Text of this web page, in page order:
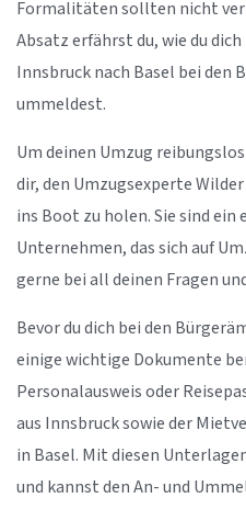
Formalitäten sollten nicht
Absatz erfährst du, wie du
Innsbruck nach Basel bei den
ummeldest.
Um deinen Umzug
dir, den Umzugsexperte
ins Boot zu holen. Sie sind
Unternehmen, das sich auf
gerne bei all deinen Fragen
Bevor du dich bei den
einige wichtige Dokumente
Personalausweis oder
aus Innsbruck sowie der
in Basel. Mit diesen
und kannst den An- und